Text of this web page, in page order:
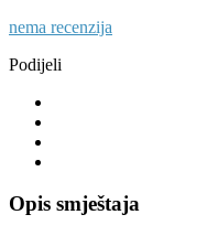
nema recenzija
Podijeli
Opis smještaja